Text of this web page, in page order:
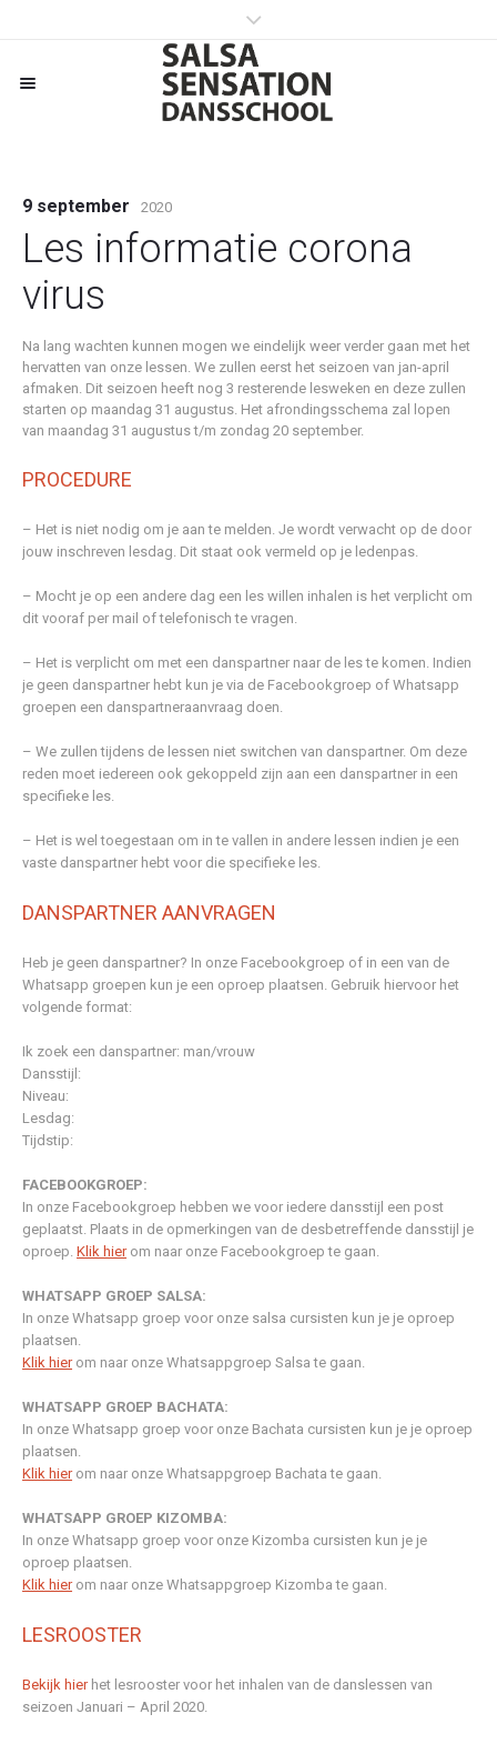
9 september 2020
Les informatie corona
virus
Na lang wachten kunnen mogen we eindelijk weer verder gaan met het
hervatten van onze lessen. We zullen eerst het seizoen van jan-april
afmaken. Dit seizoen heeft nog 3 resterende lesweken en deze zullen
starten op maandag 31 augustus. Het afrondingsschema zal lopen
van maandag 31 augustus t/m zondag 20 september.
PROCEDURE
– Het is niet nodig om je aan te melden. Je wordt verwacht op de door
jouw inschreven lesdag. Dit staat ook vermeld op je ledenpas.
– Mocht je op een andere dag een les willen inhalen is het verplicht om
dit vooraf per mail of telefonisch te vragen.
– Het is verplicht om met een danspartner naar de les te komen. Indien
je geen danspartner hebt kun je via de Facebookgroep of Whatsapp
groepen een danspartneraanvraag doen.
– We zullen tijdens de lessen niet switchen van danspartner. Om deze
reden moet iedereen ook gekoppeld zijn aan een danspartner in een
specifieke les.
– Het is wel toegestaan om in te vallen in andere lessen indien je een
vaste danspartner hebt voor die specifieke les.
DANSPARTNER AANVRAGEN
Heb je geen danspartner? In onze Facebookgroep of in een van de
Whatsapp groepen kun je een oproep plaatsen. Gebruik hiervoor het
volgende format:
Ik zoek een danspartner: man/vrouw
Dansstijl:
Niveau:
Lesdag:
Tijdstip:
FACEBOOKGROEP:
In onze Facebookgroep hebben we voor iedere dansstijl een post
geplaatst. Plaats in de opmerkingen van de desbetreffende dansstijl je
oproep.Klik hierom naar onze Facebookgroep te gaan.
WHATSAPP GROEP SALSA:
In onze Whatsapp groep voor onze salsa cursisten kun je je oproep
plaatsen.
Klik hierom naar onze Whatsappgroep Salsa te gaan.
WHATSAPP GROEP BACHATA:
In onze Whatsapp groep voor onze Bachata cursisten kun je je oproep
plaatsen.
Klik hierom naar onze Whatsappgroep Bachata te gaan.
WHATSAPP GROEP KIZOMBA:
In onze Whatsapp groep voor onze Kizomba cursisten kun je je
oproep plaatsen.
Klik hierom naar onze Whatsappgroep Kizomba te gaan.
LESROOSTER
Bekijk hierhet lesrooster voor het inhalen van de danslessen van
seizoen Januari – April 2020.